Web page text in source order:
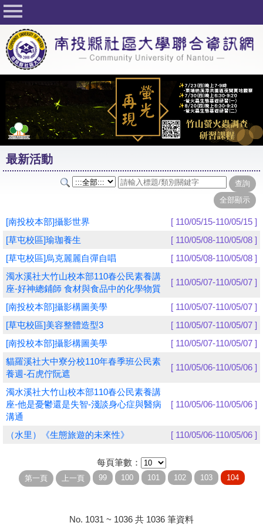
回首頁
關於社大
公佈欄
行事曆
最新活動
活動花絮
課程一覽表
志工與社團
友站連結
網路選課
學員專區
教師專區
評委專區
校務行政
最新活動
[南投校本部]攝影世界
[ 110/05/15-110/05/15 ]
[草屯校區]瑜珈養生
[ 110/05/08-110/05/08 ]
[草屯校區]烏克麗麗自彈自唱
[ 110/05/08-110/05/08 ]
濁水溪社大竹山校本部110春公民素養講
座-好神總鋪師 食材與食品中的化學物質
[ 110/05/07-110/05/07 ]
[南投校本部]攝影構圖美學
[ 110/05/07-110/05/07 ]
[草屯校區]美容整體造型3
[ 110/05/07-110/05/07 ]
[南投校本部]攝影構圖美學
[ 110/05/07-110/05/07 ]
貓羅溪社大中寮分校110年春季班公民素
養週-石虎佇阮遮
[ 110/05/06-110/05/06 ]
濁水溪社大竹山校本部110春公民素養講
座-他是憂鬱還是失智-淺談身心症與醫病
溝通
[ 110/05/06-110/05/06 ]
（水里）《生態旅遊的未來性》 [ 110/05/06-110/05/06 ]
每頁筆數：
No. 1031 ~ 1036 共 1036 筆資料